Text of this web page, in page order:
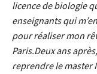
licence de biologie
enseignants qui
pour réaliser mon
Paris.Deux ans
reprendre le master